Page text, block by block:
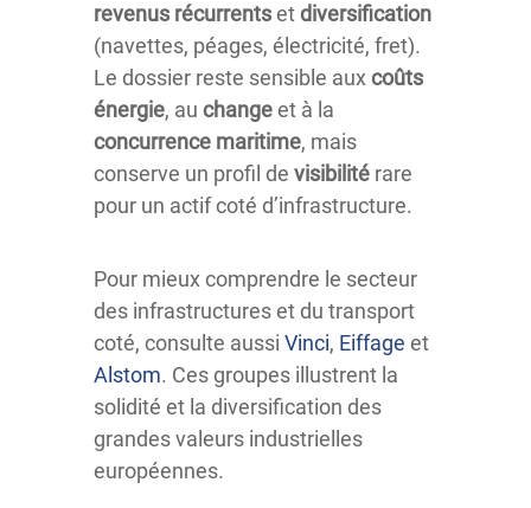
revenus récurrentsetdiversification
(navettes, péages, électricité, fret).
Le dossier reste sensible aux coûts
énergie, au changeet à la
concurrence maritime, mais
conserve un profil de visibilité rare
pour un actif coté d’infrastructure.
Pour mieux comprendre le secteur
des infrastructures et du transport
coté, consulte aussi Vinci, Eiffage et
Alstom. Ces groupes illustrent la
solidité et la diversification des
grandes valeurs industrielles
européennes.